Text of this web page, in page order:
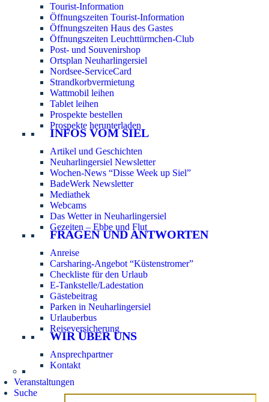
Tourist-Information
Öffnungszeiten Tourist-Information
Öffnungszeiten Haus des Gastes
Öffnungszeiten Leuchttürmchen-Club
Post- und Souvenirshop
Ortsplan Neuharlingersiel
Nordsee-ServiceCard
Strandkorbvermietung
Wattmobil leihen
Tablet leihen
Prospekte bestellen
Prospekte herunterladen
INFOS VOM SIEL
Artikel und Geschichten
Neuharlingersiel Newsletter
Wochen-News “Disse Week up Siel”
BadeWerk Newsletter
Mediathek
Webcams
Das Wetter in Neuharlingersiel
Gezeiten – Ebbe und Flut
FRAGEN UND ANTWORTEN
Anreise
Carsharing-Angebot “Küstenstromer”
Checkliste für den Urlaub
E-Tankstelle/Ladestation
Gästebeitrag
Parken in Neuharlingersiel
Urlauberbus
Reiseversicherung
WIR ÜBER UNS
Ansprechpartner
Kontakt
Veranstaltungen
Suche